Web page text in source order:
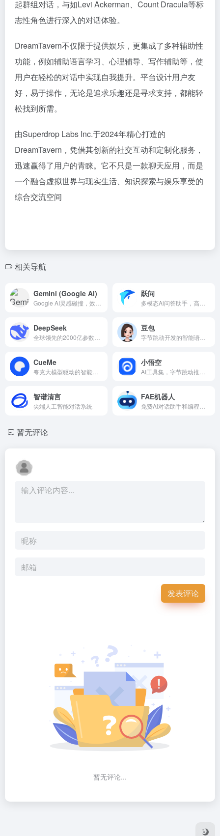
起群组对话，与如Levi Ackerman、Count Dracula等标
志性角色进行深入的对话体验。
DreamTavern不仅限于提供娱乐，更集成了多种辅助性
功能，例如辅助语言学习、心理辅导、写作辅助等，使
用户在轻松的对话中实现自我提升。平台设计用户友
好，易于操作，无论是追求乐趣还是寻求支持，都能轻
松找到所需。
由Superdrop Labs Inc.于2024年精心打造的
DreamTavern，凭借其创新的社交互动和定制化服务，
迅速赢得了用户的青睐。它不只是一款聊天应用，而是
一个融合虚拟世界与现实生活、知识探索与娱乐享受的
综合交流空间
相关导航
Gemini (Google AI) 跃问
DeepSeek 豆包
CueMe 小悟空
智谱清言
尖端人工智能对话系统
FAE机器人
暂无评论
发表评论
暂无评论...